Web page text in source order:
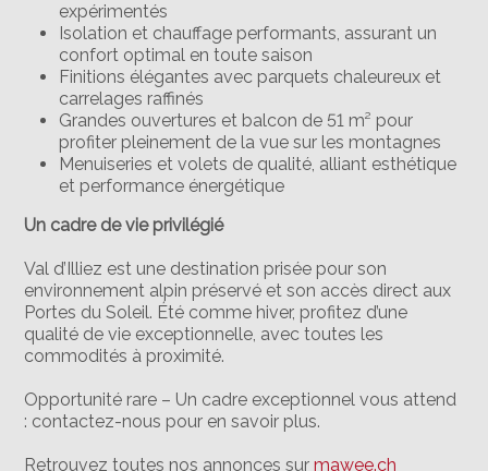
expérimentés
Isolation et chauffage performants, assurant un
confort optimal en toute saison
Finitions élégantes avec parquets chaleureux et
carrelages raffinés
Grandes ouvertures et balcon de 51 m² pour
profiter pleinement de la vue sur les montagnes
Menuiseries et volets de qualité, alliant esthétique
et performance énergétique
Un cadre de vie privilégié
Val d’Illiez est une destination prisée pour son
environnement alpin préservé et son accès direct aux
Portes du Soleil. Été comme hiver, profitez d’une
qualité de vie exceptionnelle, avec toutes les
commodités à proximité.
Opportunité rare – Un cadre exceptionnel vous attend
: contactez-nous pour en savoir plus.
Retrouvez toutes nos annonces surmawee.ch